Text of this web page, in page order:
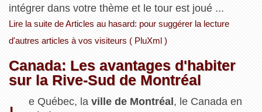
intégrer dans votre thème et le tour est joué ...
Lire la suite de Articles au hasard: pour suggérer la lecture
d'autres articles à vos visiteurs ( PluXml )
Canada: Les avantages d'habiter
sur la Rive-Sud de Montréal
e Québec, laville de Montréal, le Canada en